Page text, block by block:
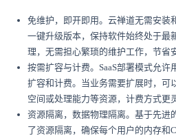
免维护，即开即用。云禅道无需安装
一键升级版本，保持软件始终处于最
理，无需担心繁琐的维护工作，节省
按需扩容与计费。SaaS部署模式允
扩容和计费。当业务需要扩展时，可
空间或处理能力等资源，计费方式更
资源隔离，数据物理隔离。基于先进
了资源隔离，确保每个用户的内存和